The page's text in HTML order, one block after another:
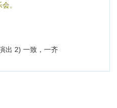
。
出 2) 一致，一齐